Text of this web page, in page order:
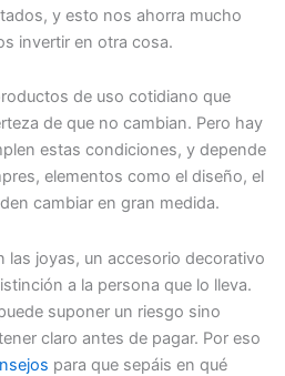
y esto nos ahorra mucho
invertir en otra cosa.
de uso cotidiano que
de que no cambian. Pero hay
estas condiciones, y depende
elementos como el diseño, el
cambiar en gran medida.
joyas, un accesorio decorativo
a la persona que lo lleva.
suponer un riesgo sino
claro antes de pagar. Por eso
para que sepáis en qué